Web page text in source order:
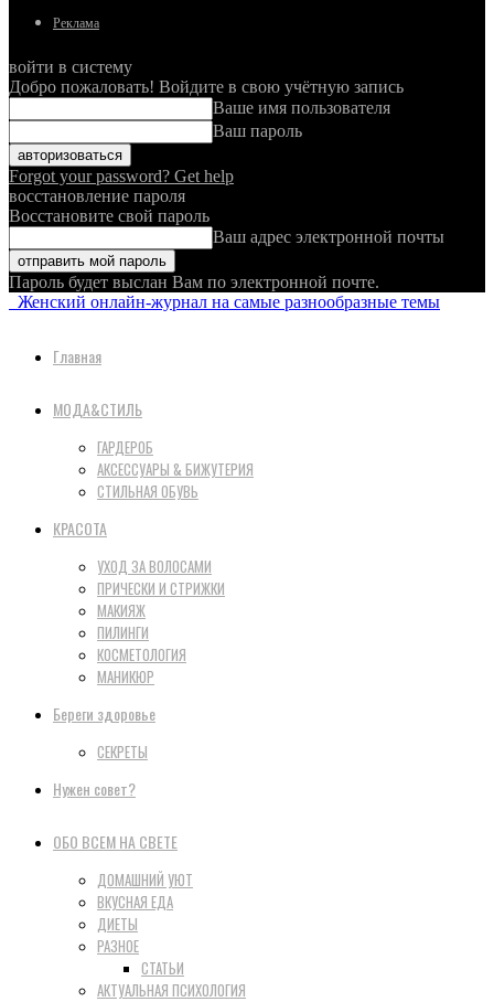
Реклама
войти в систему
Добро пожаловать! Войдите в свою учётную запись
Ваше имя пользователя
Ваш пароль
Forgot your password? Get help
восстановление пароля
Восстановите свой пароль
Ваш адрес электронной почты
Пароль будет выслан Вам по электронной почте.
Женский онлайн-журнал на самые разнообразные темы
Главная
МОДА&СТИЛЬ
ГАРДЕРОБ
АКСЕССУАРЫ & БИЖУТЕРИЯ
СТИЛЬНАЯ ОБУВЬ
КРАСОТА
УХОД ЗА ВОЛОСАМИ
ПРИЧЕСКИ И СТРИЖКИ
МАКИЯЖ
ПИЛИНГИ
КОСМЕТОЛОГИЯ
МАНИКЮР
Береги здоровье
СЕКРЕТЫ
Нужен совет?
ОБО ВСЕМ НА СВЕТЕ
ДОМАШНИЙ УЮТ
ВКУСНАЯ ЕДА
ДИЕТЫ
РАЗНОЕ
СТАТЬИ
АКТУАЛЬНАЯ ПСИХОЛОГИЯ